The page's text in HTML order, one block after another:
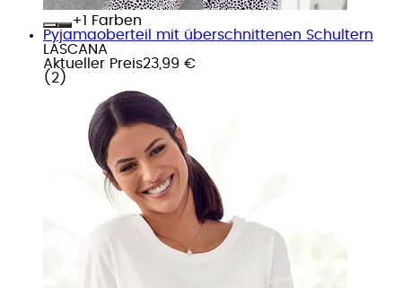
+
Farben
Pyjamaoberteil mit überschnittenen Schultern
LASCANA
Aktueller Preis23,99 €
( 2 )